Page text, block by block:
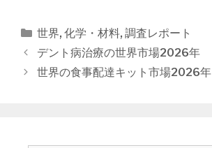
カ
テ
ゴ
世界, 化学・材料, 調査レポート
投
稿
デント病治療の世界市場2026年
世界の食事配達キット市場2026年